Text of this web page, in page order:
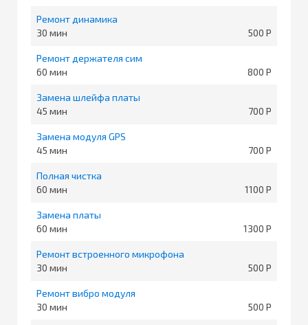
Ремонт динамика
30
500
Ремонт держателя сим
60
800
Замена шлейфа платы
45
700
Замена модуля GPS
45
700
Полная чистка
60
1100
Замена платы
60
1300
Ремонт встроенного микрофона
30
500
Ремонт вибро модуля
30
500